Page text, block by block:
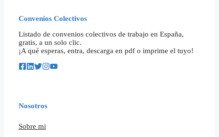
Convenios Colectivos
Listado de convenios colectivos de trabajo en España,
gratis, a un solo clic.
¡A qué esperas, entra, descarga en pdf o imprime el tuyo!
Nosotros
Sobre mi